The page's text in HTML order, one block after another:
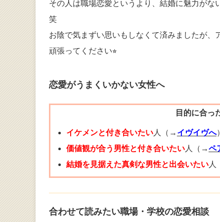
その人は職場恋愛というより、結婚に魅力が
笑
お陰で気まずい思いもしなくて済みましたが、
頑張ってください⭐︎
恋愛がうまくいかない女性へ
目的に合っ
イケメンと付き合いたい人（→ イヴイヴへ）
価値観が合う男性と付き合いたい人（→ペ
結婚を見据えた真剣な男性と出会いたい人
合わせて読みたい職場・学校の恋愛相談